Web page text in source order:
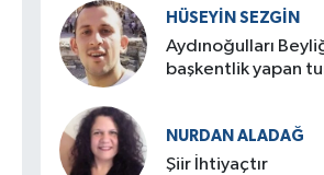
HÜSEYIN SEZGIN
Aydınoğulları
başkentlik yapan
NURDAN ALADAĞ
Şiir